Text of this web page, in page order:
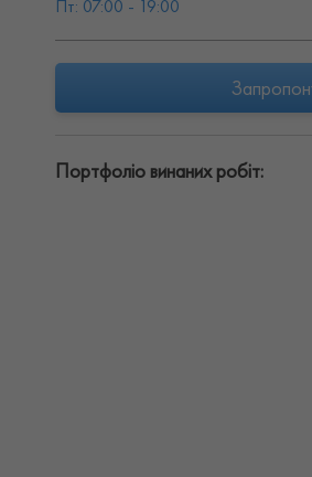
Пт: 07:00 - 19:00
Портфоліо винаних робіт: